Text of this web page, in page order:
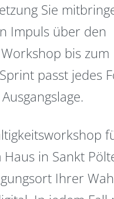
Sie
Impuls über den
bis zum
passt jedes
in Sankt
Ihrer